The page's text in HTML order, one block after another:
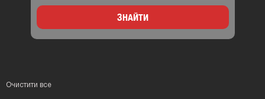
ЗНАЙТИ
Очистити все